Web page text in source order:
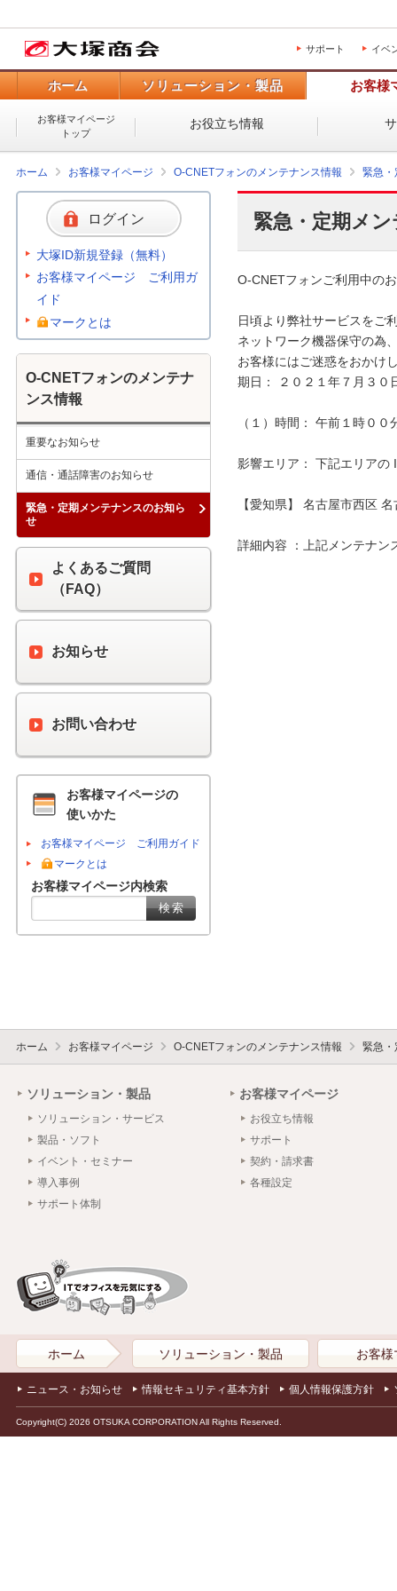
サポート イベ
ホーム ソリューション・製品 お客様
お客様マイページ
トップ
お役立ち情報
ホーム お客様マイページ O-CNETフォンのメンテナンス情報 緊急・
緊急・定期メ
O-CNETフォンご利用中の
日頃より弊社サービスをご
ネットワーク機器保守の為
お客様にはご迷惑をおかけ
期日： ２０２１年７月３０
（１）時間： 午前１時０
影響エリア： 下記エリアの
【愛知県】 名古屋市西区
詳細内容 ：上記メンテナン
ログイン
大塚ID新規登録（無料）
お客様マイページ ご利用ガ
イド
マークとは
O-CNETフォンのメンテナ
ンス情報
重要なお知らせ
通信・通話障害のお知らせ
緊急・定期メンテナンスのお知ら
せ
よくあるご質問
（FAQ）
お知らせ
お問い合わせ
お客様マイページの
使いかた
お客様マイページ ご利用ガイド
マークとは
お客様マイページ内検索
ホーム お客様マイページ O-CNETフォンのメンテナンス情報 緊急・
ソリューション・製品
ソリューション・サービス
製品・ソフト
イベント・セミナー
導入事例
サポート体制
お客様マイページ
お役立ち情報
サポート
契約・請求書
各種設定
ホーム ソリューション・製品 お客様
ニュース・お知らせ 情報セキュリティ基本方針 個人情報保護方針
Copyright(C) 2026 OTSUKA CORPORATION All Rights Reserved.